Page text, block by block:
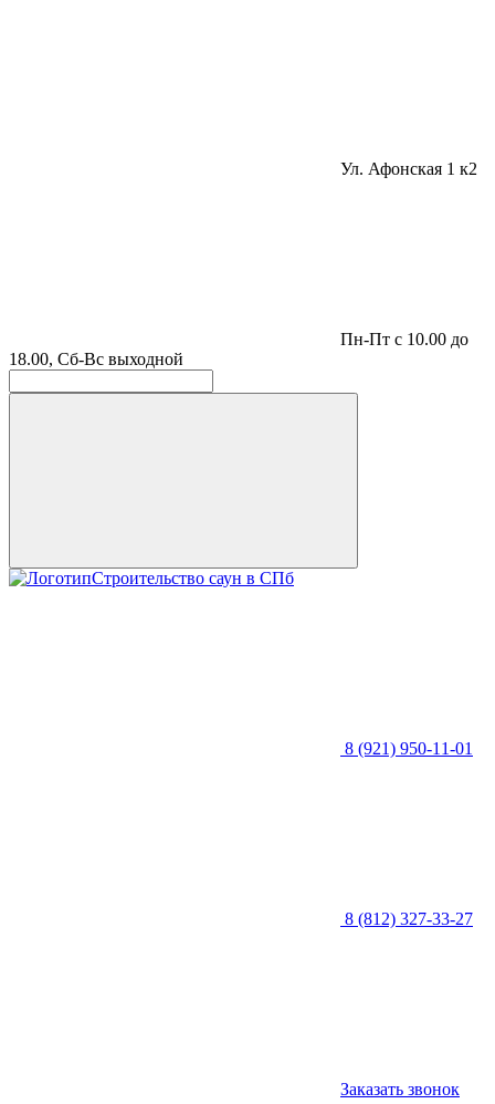
Ул. Афонская 1 к2
Пн-Пт с 10.00 до
18.00, Сб-Вс выходной
Строительство саун в СПб
8 (921) 950-11-01
8 (812) 327-33-27
Заказать звонок